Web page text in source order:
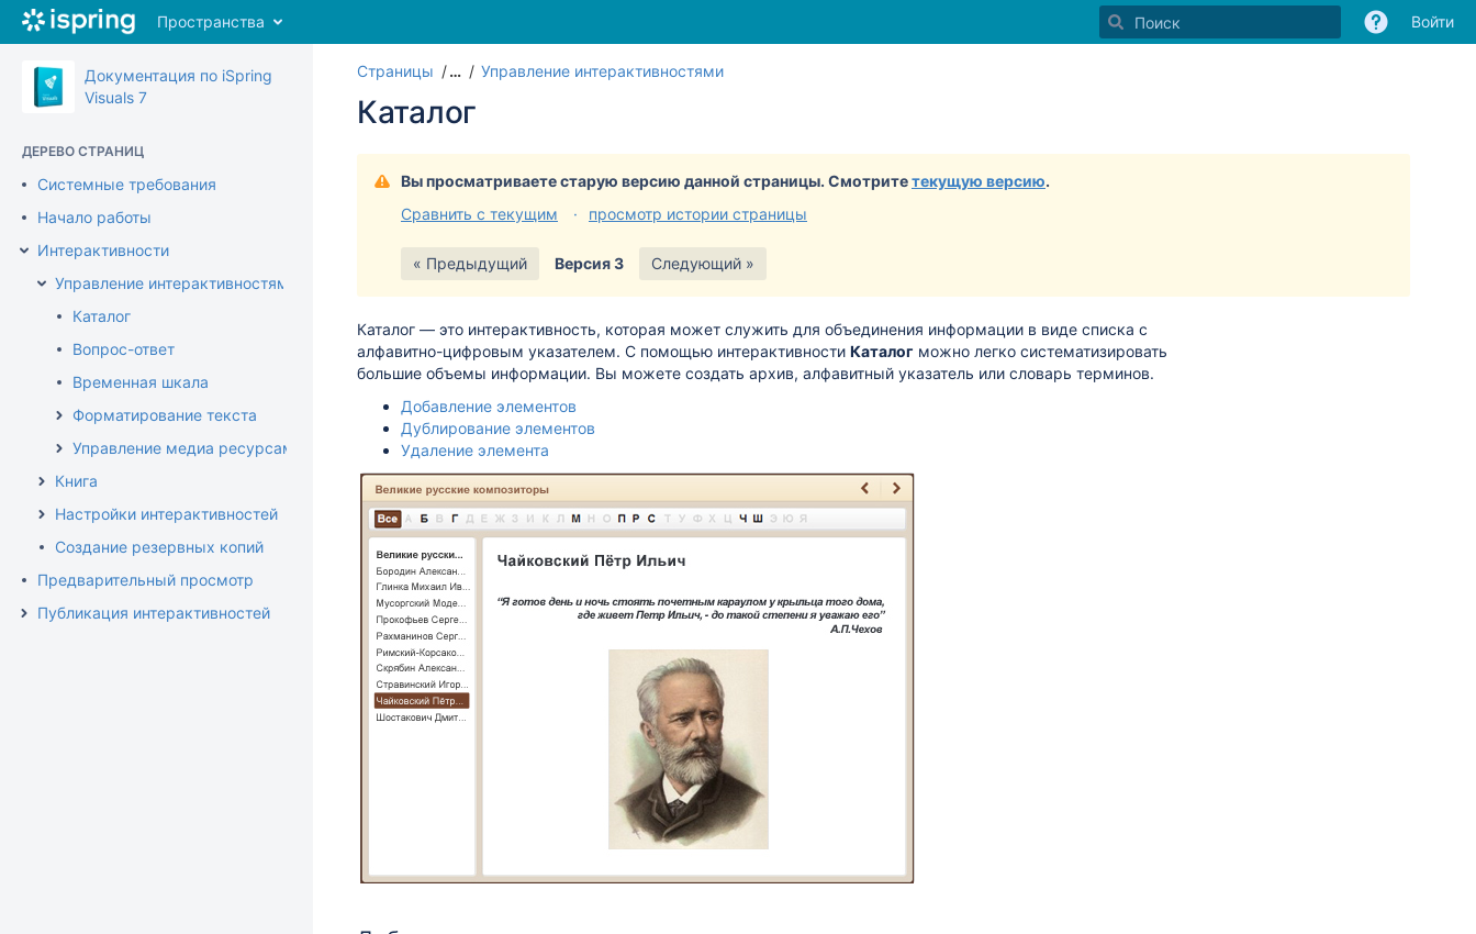
Перейти
содержимому
assistive.skiplink.to.breadcrumbs
assistive.skiplink.to.quick.search
Пространства Войти
Документация по iSpring
Visuals 7
ДЕРЕВО СТРАНИЦ
Системные требования
Начало работы
Интерактивности
Управление интерактивностями
Каталог
Вопрос-ответ
Временная шкала
Форматирование текста
Управление медиа ресурсами
Книга
Настройки интерактивностей
Создание резервных копий
Предварительный просмотр
Публикация интерактивностей
Страницы … Управление интерактивностями
Каталог
Вы просматриваете старую версию данной страницы. Смотритетекущую версию.
Сравнить с текущим
просмотр истории страницы
« Предыдущий Версия 3 Следующий »
Каталог — это интерактивность, которая может служить для объединения информации в виде списка с
алфавитно-цифровым указателем. C помощью интерактивности Каталог можно легко систематизировать
большие объемы информации. Вы можете создать архив, алфавитный указатель или словарь терминов.
Добавление элементов
Дублирование элементов
Удаление элемента